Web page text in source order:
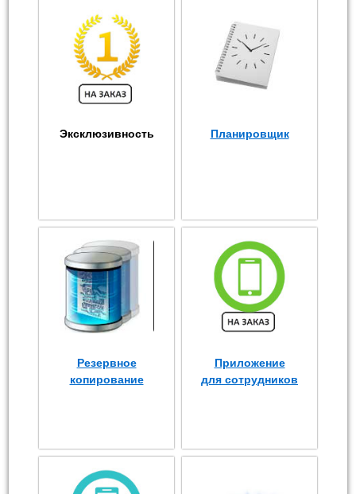
Эксклюзивность Планировщик
Резервное
копирование
Приложение
для сотрудников